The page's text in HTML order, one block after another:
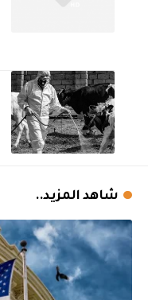
شاهد المزيد..